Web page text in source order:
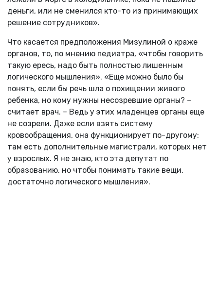
деньги, или не сменился кто-то из принимающих
решение сотрудников».
Что касается предположения Мизулиной о краже
органов, то, по мнению педиатра, «чтобы говорить
такую ересь, надо быть полностью лишенным
логического мышления». «Еще можно было бы
понять, если бы речь шла о похищении живого
ребенка, но кому нужны несозревшие органы? –
считает врач. – Ведь у этих младенцев органы еще
не созрели. Даже если взять систему
кровообращения, она функционирует по-другому:
там есть дополнительные магистрали, которых нет
у взрослых. Я не знаю, кто эта депутат по
образованию, но чтобы понимать такие вещи,
достаточно логического мышления».